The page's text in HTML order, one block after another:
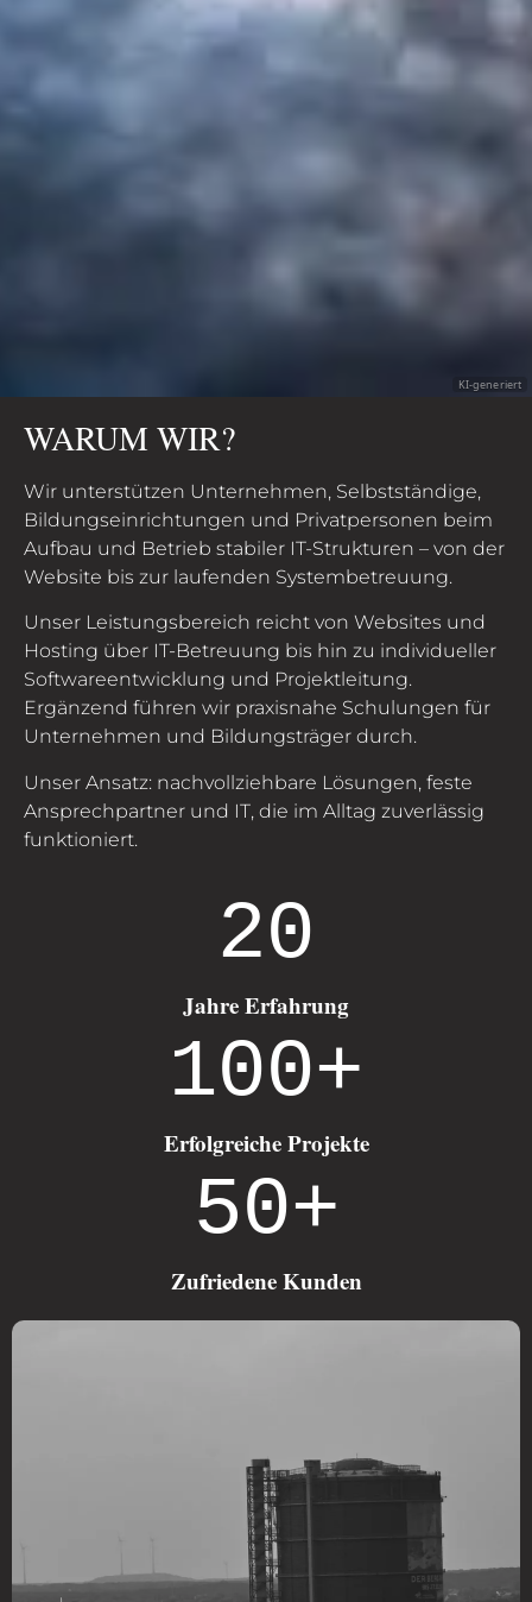
WARUM WIR?
Wir unterstützen Unternehmen, Selbstständige,
Bildungseinrichtungen und Privatpersonen beim
Aufbau und Betrieb stabiler IT-Strukturen – von der
Website bis zur laufenden Systembetreuung.
Unser Leistungsbereich reicht von Websites und
Hosting über IT-Betreuung bis hin zu individueller
Softwareentwicklung und Projektleitung.
Ergänzend führen wir praxisnahe Schulungen für
Unternehmen und Bildungsträger durch.
Unser Ansatz: nachvollziehbare Lösungen, feste
Ansprechpartner und IT, die im Alltag zuverlässig
funktioniert.
Jahre Erfahrung
20
Erfolgreiche Projekte
100+
Zufriedene Kunden
50+
KI-generiert